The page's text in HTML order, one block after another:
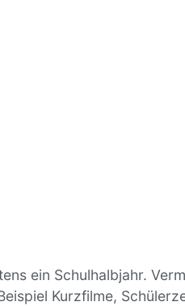
ein Schulhalbjahr.
Kurzfilme,